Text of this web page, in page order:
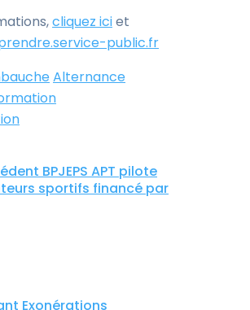
cliquez iciet
public.fr
Alternance
BPJEPS APT pilote
sportifs financé par
Exonérations